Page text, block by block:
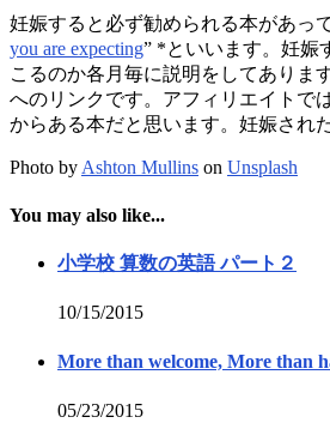
妊娠すると必ず勧められる本があっ
you are expecting” *といいます。妊娠
こるのか各月毎に説明をしてありま
へのリンクです。アフィリエイトで
からある本だと思います。妊娠され
Photo byAshton Mullins on Unsplash
You may also like...
小学校 算数の英語 パート２
10/15/2015
More than welcome, More than
05/23/2015